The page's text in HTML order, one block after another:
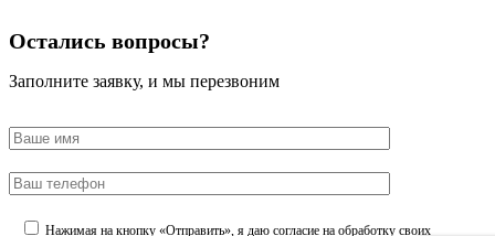
Остались вопросы?
Заполните заявку, и мы перезвоним
Нажимая на кнопку «Отправить», я даю согласие на обработку своих